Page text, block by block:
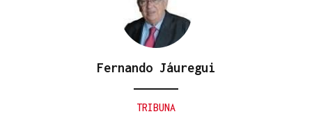
Fernando Jáuregui
TRIBUNA